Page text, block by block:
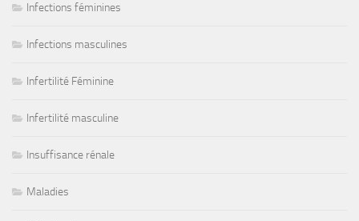
Infections féminines
Infections masculines
Infertilité Féminine
Infertilité masculine
Insuffisance rénale
Maladies